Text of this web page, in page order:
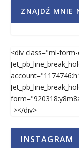
ZNAJDŹ MNIE
<div class="ml-
-></div>
INSTAGRAM